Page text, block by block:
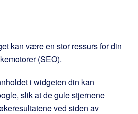
kan være en stor ressurs for din
(SEO).
i widgeten din kan
slik at de gule stjernene
ved siden av